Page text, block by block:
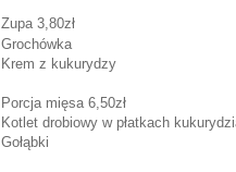
Zupa 3,80zł
Grochówka
Krem z kukurydzy
Porcja mięsa 6,50zł
Kotlet drobiowy w płatkach
Gołąbki